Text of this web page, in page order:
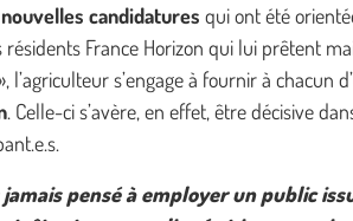
candidatures qui ont été
résidents France Horizon qui lui prêtent
l’agriculteur s’engage à fournir à chacun
. Celle-ci s’avère, en effet, être décisive
jamais pensé à employer un public